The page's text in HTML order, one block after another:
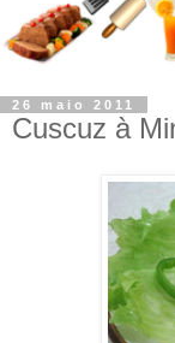
26 maio 2011
Cuscuz à